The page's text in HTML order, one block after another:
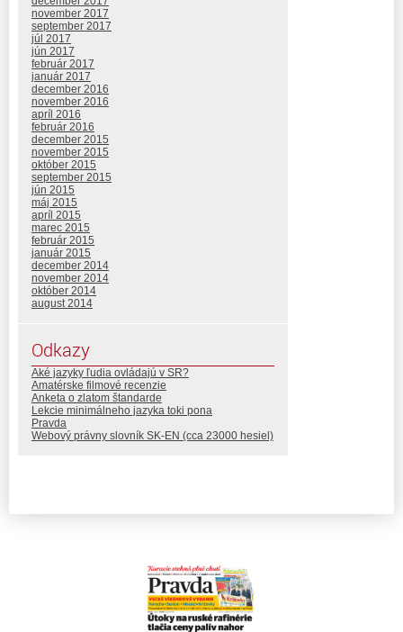
november 2017
september 2017
júl 2017
jún 2017
február 2017
január 2017
december 2016
november 2016
apríl 2016
február 2016
december 2015
november 2015
október 2015
september 2015
jún 2015
máj 2015
apríl 2015
marec 2015
február 2015
január 2015
december 2014
november 2014
október 2014
august 2014
Odkazy
Aké jazyky ľudia ovládajú v SR?
Amatérske filmové recenzie
Anketa o zlatom štandarde
Lekcie minimálneho jazyka toki pona
Pravda
Webový právny slovník SK-EN (cca 23000 hesiel)